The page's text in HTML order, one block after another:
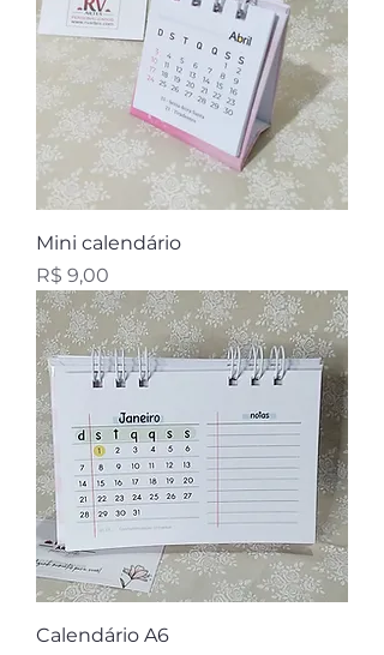
Mini calendário
Preço
R$ 9,00
Calendário A6